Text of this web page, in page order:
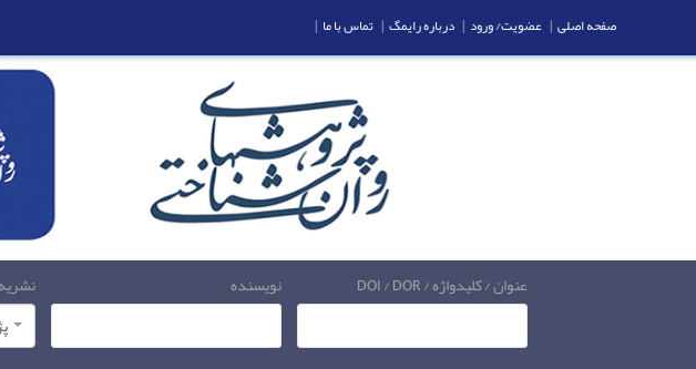
عنوان / کلیدواژه / DOI / DOR نویسنده
نشریه
صفحه اصلی | عضویت/ ورود | درباره رایمگ | تماس با ما |